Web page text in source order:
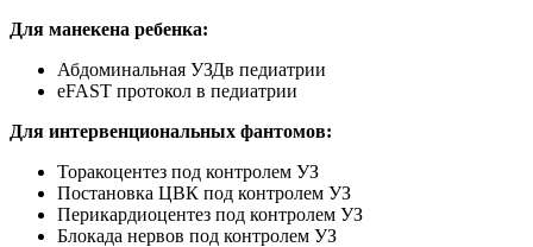
Для манекена ребенка:
Абдоминальная УЗДв педиатрии
eFAST протокол в педиатрии
Для интервенциональных фантомов:
Торакоцентез под контролем УЗ
Постановка ЦВК под контролем УЗ
Перикардиоцентез под контролем УЗ
Блокада нервов под контролем УЗ